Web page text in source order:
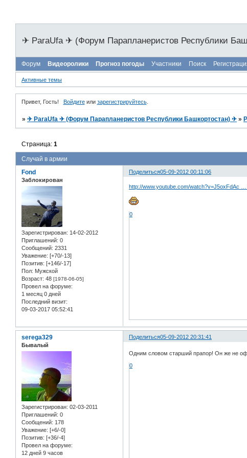
✈ ParaUfa ✈ (Форум Парапланеристов Республики
Форум Видеоролики Прогноз погоды Участники Поиск
Активные темы
Привет, Гость! Войдитеили зарегистрируйтесь.
»✈ ParaUfa ✈ (Форум Парапланеристов Республики Башкортостан) ✈ »
Случай в армии
Страница:1
Поделиться05-09-2012 00:11:06
Fond
Заблокирован
Зарегистрирован: 14-02-2012
Приглашений: 0
Сообщений: 2331
Уважение: [+70/-13]
Позитив: [+146/-17]
Пол: Мужской
Возраст: 48 [1978-06-05]
Провел на форуме:
1 месяц 0 дней
Последний визит:
09-03-2017 05:52:41
http://www.youtube.com/watch?v=J5oxFdAc
0
Поделиться05-09-2012 20:31:41
serega329
Бывалый
Зарегистрирован: 02-03-2011
Приглашений: 0
Сообщений: 178
Уважение: [+6/-0]
Позитив: [+36/-4]
Провел на форуме:
12 дней 9 часов
Одним словом старший прапор! Он же не
0